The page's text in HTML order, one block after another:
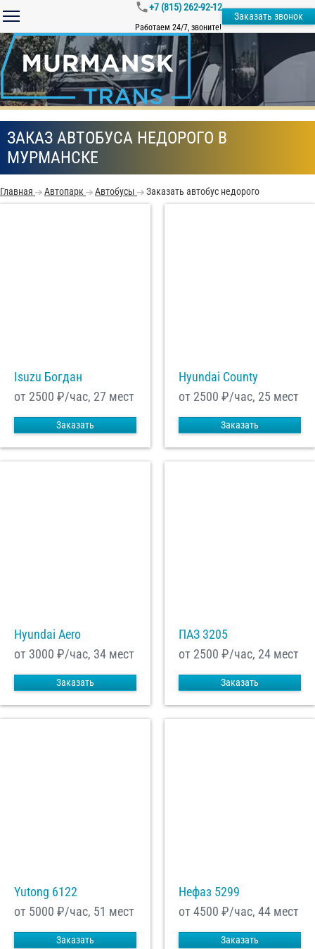
+7 (815) 262-92-12
Работаем 24/7, звоните!
Заказать звонок
ЗАКАЗ АВТОБУСА НЕДОРОГО В
МУРМАНСКЕ
Главная Автопарк Автобусы Заказать автобус недорого
Isuzu Богдан
от 2500 ₽/час, 27 мест
Заказать
Hyundai County
от 2500 ₽/час, 25 мест
Заказать
Hyundai Aero
от 3000 ₽/час, 34 мест
Заказать
ПАЗ 3205
от 2500 ₽/час, 24 мест
Заказать
Yutong 6122
от 5000 ₽/час, 51 мест
Заказать
Нефаз 5299
от 4500 ₽/час, 44 мест
Заказать
обработку моих Персональных данных